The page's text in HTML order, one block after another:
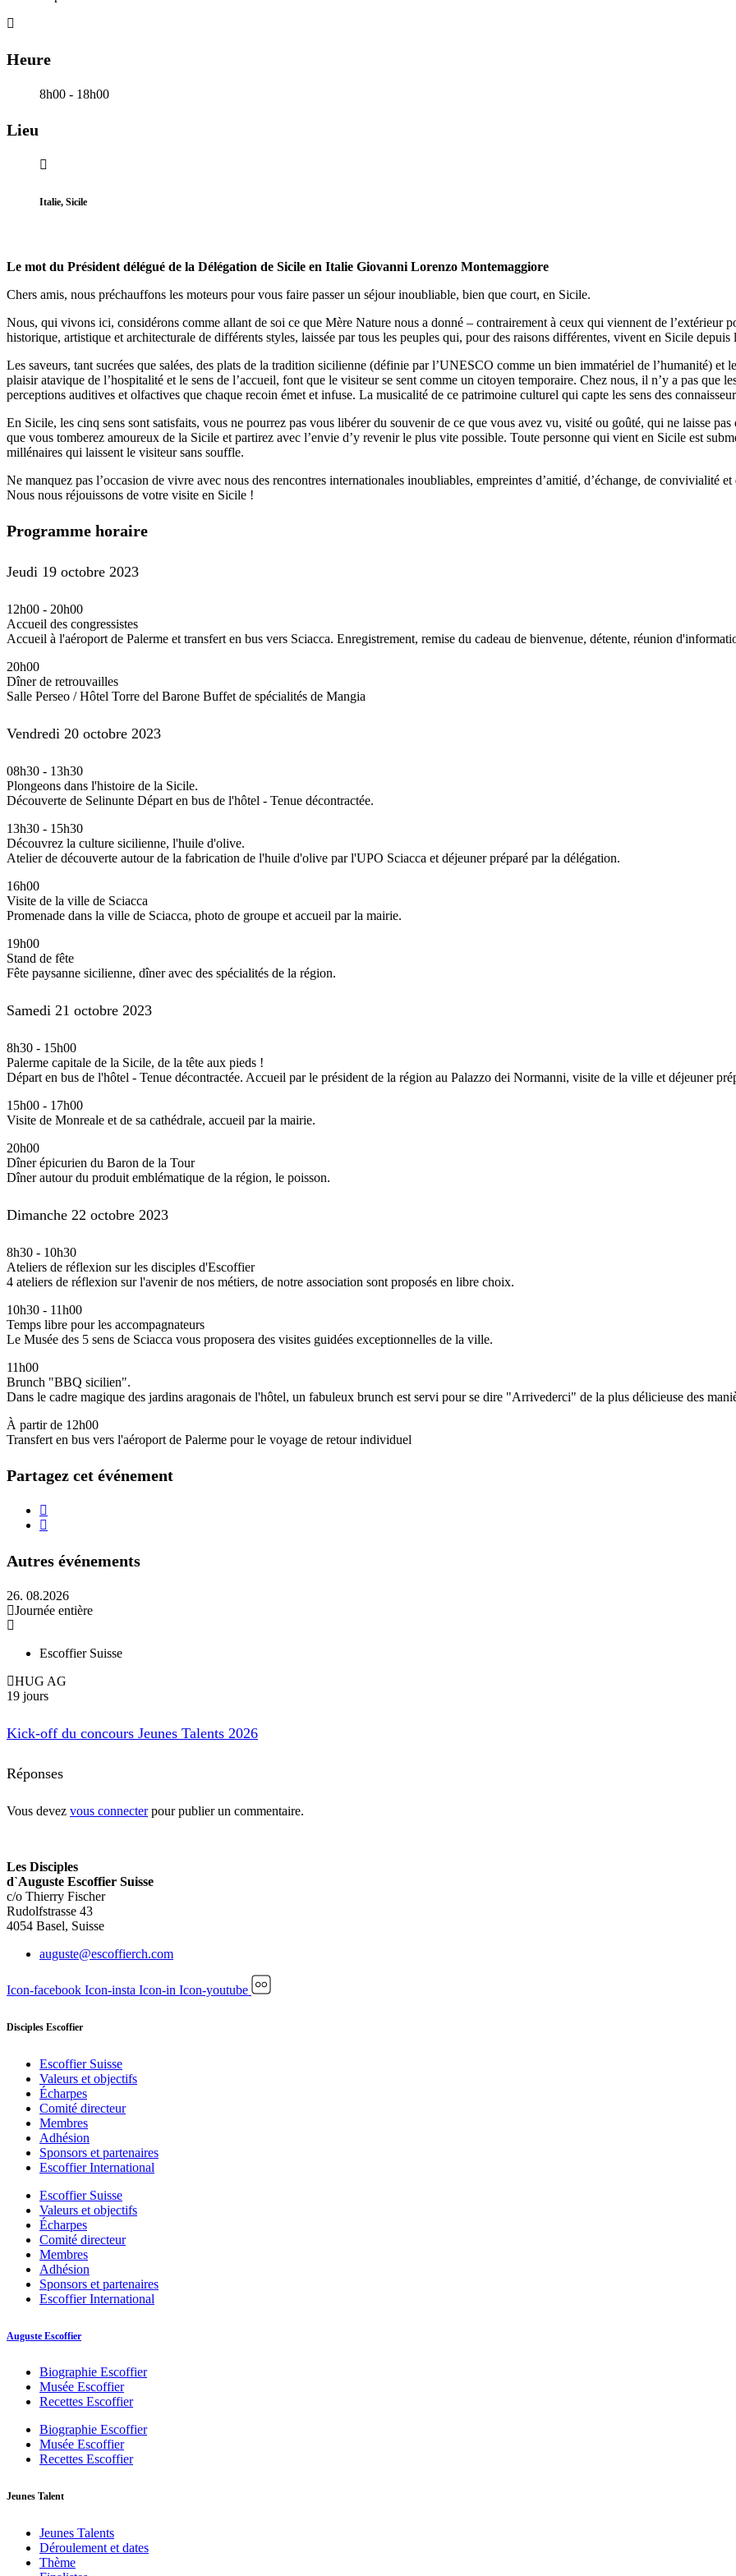
Heure
8h00 - 18h00
Lieu
Italie, Sicile
Le mot du Président délégué de la Délégation de Sicile en Italie Giovanni Lorenzo Montemaggiore
Chers amis, nous préchauffons les moteurs pour vous faire passer un séjour inoubliable, bien que court, en Sicile.
Nous, qui vivons ici, considérons comme allant de soi ce que Mère Nature nous a donné – contrairement à ceux qui viennent de l’extérieur
historique, artistique et architecturale de différents styles, laissée par tous les peuples qui, pour des raisons différentes, vivent en Sicile depuis
Les saveurs, tant sucrées que salées, des plats de la tradition sicilienne (définie par l’UNESCO comme un bien immatériel de l’humanité)
plaisir atavique de l’hospitalité et le sens de l’accueil, font que le visiteur se sent comme un citoyen temporaire. Chez nous, il n’y a pas que
perceptions auditives et olfactives que chaque recoin émet et infuse. La musicalité de ce patrimoine culturel qui capte les sens des
En Sicile, les cinq sens sont satisfaits, vous ne pourrez pas vous libérer du souvenir de ce que vous avez vu, visité ou goûté, qui ne laisse
que vous tomberez amoureux de la Sicile et partirez avec l’envie d’y revenir le plus vite possible. Toute personne qui vient en Sicile est
millénaires qui laissent le visiteur sans souffle.
Ne manquez pas l’occasion de vivre avec nous des rencontres internationales inoubliables, empreintes d’amitié, d’échange, de convivialité et
Nous nous réjouissons de votre visite en Sicile !
Programme horaire
Jeudi 19 octobre 2023
12h00 - 20h00
Accueil des congressistes
Accueil à l'aéroport de Palerme et transfert en bus vers Sciacca. Enregistrement, remise du cadeau de bienvenue, détente, réunion
20h00
Dîner de retrouvailles
Salle Perseo / Hôtel Torre del Barone Buffet de spécialités de Mangia
Vendredi 20 octobre 2023
08h30 - 13h30
Plongeons dans l'histoire de la Sicile.
Découverte de Selinunte Départ en bus de l'hôtel - Tenue décontractée.
13h30 - 15h30
Découvrez la culture sicilienne, l'huile d'olive.
Atelier de découverte autour de la fabrication de l'huile d'olive par l'UPO Sciacca et déjeuner préparé par la délégation.
16h00
Visite de la ville de Sciacca
Promenade dans la ville de Sciacca, photo de groupe et accueil par la mairie.
19h00
Stand de fête
Fête paysanne sicilienne, dîner avec des spécialités de la région.
Samedi 21 octobre 2023
8h30 - 15h00
Palerme capitale de la Sicile, de la tête aux pieds !
Départ en bus de l'hôtel - Tenue décontractée. Accueil par le président de la région au Palazzo dei Normanni, visite de la ville et déjeuner
15h00 - 17h00
Visite de Monreale et de sa cathédrale, accueil par la mairie.
20h00
Dîner épicurien du Baron de la Tour
Dîner autour du produit emblématique de la région, le poisson.
Dimanche 22 octobre 2023
8h30 - 10h30
Ateliers de réflexion sur les disciples d'Escoffier
4 ateliers de réflexion sur l'avenir de nos métiers, de notre association sont proposés en libre choix.
10h30 - 11h00
Temps libre pour les accompagnateurs
Le Musée des 5 sens de Sciacca vous proposera des visites guidées exceptionnelles de la ville.
11h00
Brunch "BBQ sicilien".
Dans le cadre magique des jardins aragonais de l'hôtel, un fabuleux brunch est servi pour se dire "Arrivederci" de la plus délicieuse des
À partir de 12h00
Transfert en bus vers l'aéroport de Palerme pour le voyage de retour individuel
Partagez cet événement
Autres événements
26. 08.2026
Journée entière
Escoffier Suisse
HUG AG
19 jours
Kick-off du concours Jeunes Talents 2026
Réponses
Vous devez vous connecterpour publier un commentaire.
Les Disciples
d`Auguste Escoffier Suisse
c/o Thierry Fischer
Rudolfstrasse 43
4054 Basel, Suisse
auguste@escoffierch.com
Icon-facebook Icon-insta Icon-in Icon-youtube
Disciples Escoffier
Escoffier Suisse
Valeurs et objectifs
Écharpes
Comité directeur
Membres
Adhésion
Sponsors et partenaires
Escoffier International
Escoffier Suisse
Valeurs et objectifs
Écharpes
Comité directeur
Membres
Adhésion
Sponsors et partenaires
Escoffier International
Auguste Escoffier
Biographie Escoffier
Musée Escoffier
Recettes Escoffier
Biographie Escoffier
Musée Escoffier
Recettes Escoffier
Jeunes Talent
Jeunes Talents
Déroulement et dates
Thème